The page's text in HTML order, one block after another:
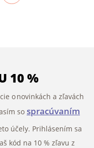
10 %
o novinkách a zľavách
so spracúvaním
účely. Prihlásením sa
kód na 10 % zľavu z